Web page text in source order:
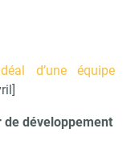
d’une équipe
de développement